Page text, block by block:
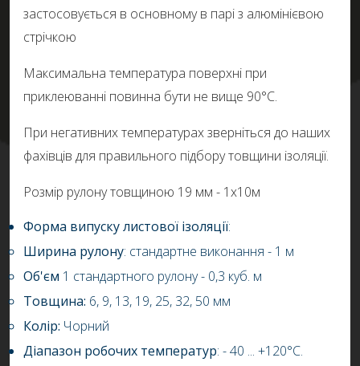
застосовується в основному в парі з алюмінієвою
стрічкою
Максимальна температура поверхні при
приклеюванні повинна бути не вище 90°С.
При негативних температурах зверніться до наших
фахівців для правильного підбору товщини ізоляції.
Розмір рулону товщиною 19 мм - 1х10м
Форма випуску листової ізоляції:
Ширина рулону: стандартне виконання - 1 м
Об'єм 1 стандартного рулону - 0,3 куб. м
Товщина: 6, 9, 13, 19, 25, 32, 50 мм
Колір: Чорний
Діапазон робочих температур: - 40 ... +120°С.